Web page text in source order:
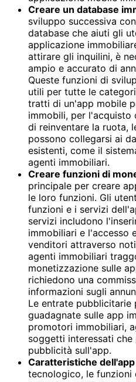
Creare un database
sviluppo successiva
database che aiuti gli
applicazione
attirare gli inquilini, è
ampio e accurato di
Queste funzioni di
utili per tutte le
tratti di un'app mobile
immobili, per l'acquisto
di reinventare la ruota,
possono collegarsi ai
esistenti, come il
agenti immobiliari.
Creare funzioni di
principale per creare
le loro funzioni. Gli
funzioni e i servizi
servizi includono
immobiliari e l'accesso
venditori attraverso
agenti immobiliari
monetizzazione sulle
richiedono una
informazioni sugli
Le entrate pubblicitarie
guadagnate sulle app
promotori immobiliari,
soggetti interessati
pubblicità sull'app.
Caratteristiche
tecnologico, le funzioni